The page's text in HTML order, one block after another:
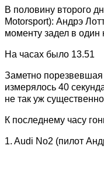
В половину второго
Motorsport): Андрэ
моменту задел в
На часах было 13.51
Заметно
измерялось 40
не так уж
К последнему часу
1. Audi No2 (пилот